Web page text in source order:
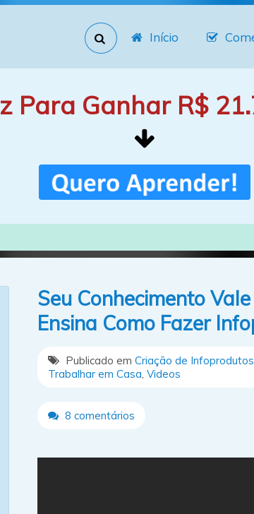
Início
Para Ganhar R$
Seu Conhecimento
Ensina Como Fazer
Publicado em Criação de Infoprodutos
Trabalhar em Casa Videos
8 comentários